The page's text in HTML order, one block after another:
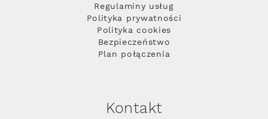
Regulaminy usług
Polityka prywatności
Polityka cookies
Bezpieczeństwo
Plan połączenia
Kontakt